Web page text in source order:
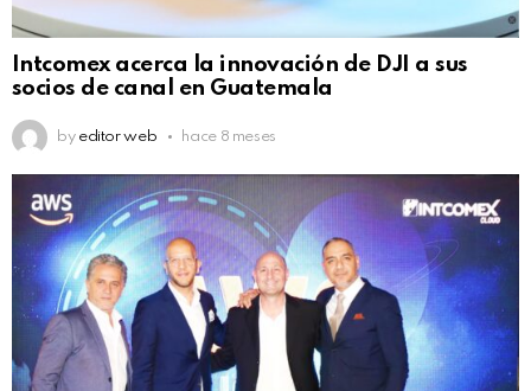
Intcomex acerca la innovación de DJI a sus
socios de canal en Guatemala
by editor web hace 8 meses